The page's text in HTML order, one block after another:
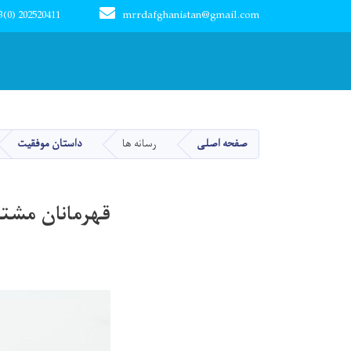
mrrdafghanistan@gmail.com
202520411
صفحه اصلی رسانه ها داستان موفقیت
قهرمانان